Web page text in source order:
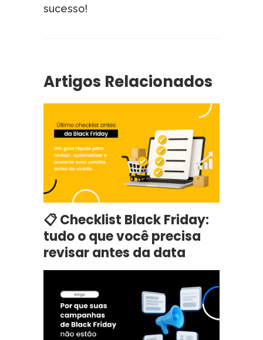
sucesso!
Artigos Relacionados
📋 Checklist Black Friday:
tudo o que você precisa
revisar antes da data